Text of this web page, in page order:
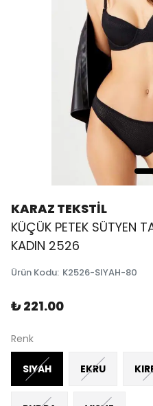
KARAZ TEKSTİL
KÜÇÜK PETEK SÜTYEN
KADIN 2526
Ürün Kodu: K2526-SIYAH-80
₺ 221.00
Renk
SIYAH EKRU